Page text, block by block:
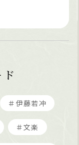
＃伊藤若冲
＃文楽